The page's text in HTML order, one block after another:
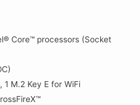
Core™ processors (Socket
M.2 Key E for WiFi